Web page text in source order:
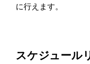
に行えます。
スケジュール